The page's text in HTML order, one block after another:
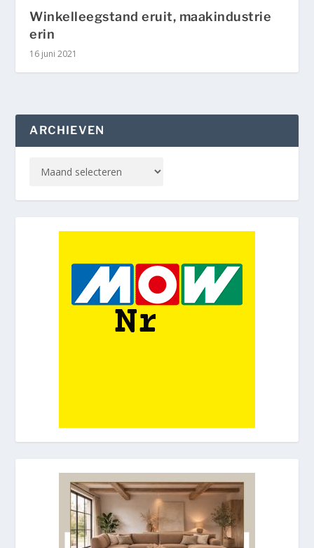
Winkelleegstand eruit, maakindustrie
erin
16 juni 2021
ARCHIEVEN